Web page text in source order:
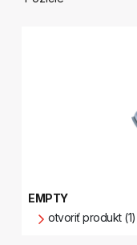
EMPTY
otvoriť produkt (1)